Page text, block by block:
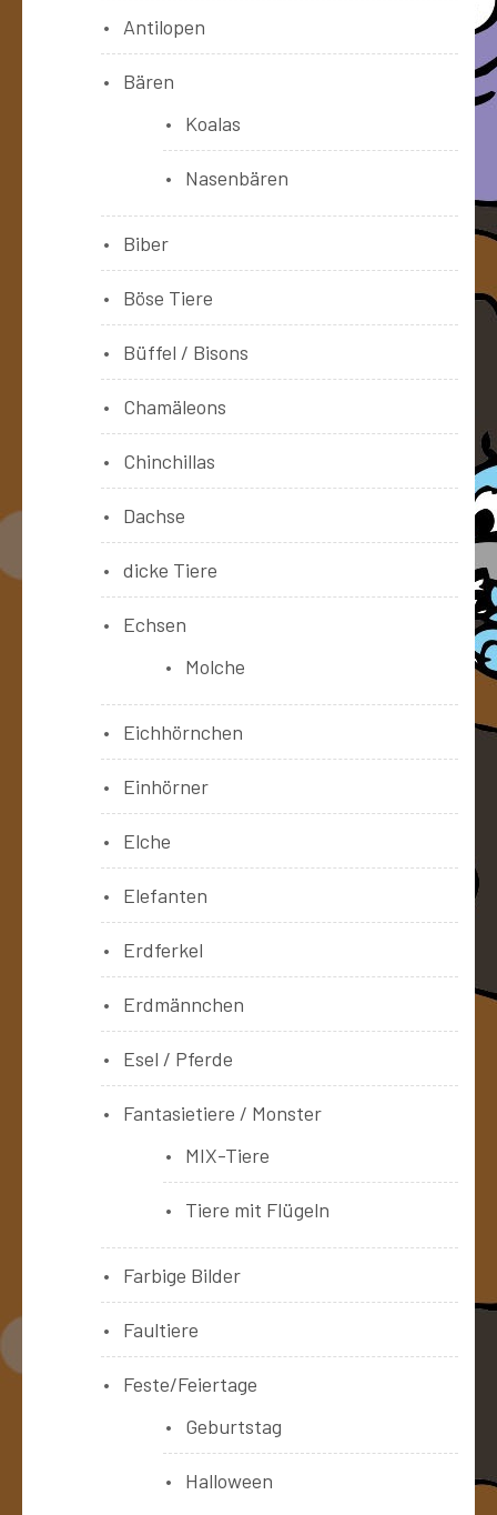
Antilopen
Bären
Koalas
Nasenbären
Biber
Böse Tiere
Büffel / Bisons
Chamäleons
Chinchillas
Dachse
dicke Tiere
Echsen
Molche
Eichhörnchen
Einhörner
Elche
Elefanten
Erdferkel
Erdmännchen
Esel / Pferde
Fantasietiere / Monster
MIX-Tiere
Tiere mit Flügeln
Farbige Bilder
Faultiere
Feste/Feiertage
Geburtstag
Halloween